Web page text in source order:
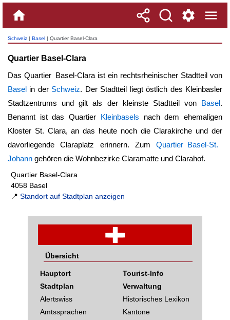
Schweiz | Basel | Quartier Basel-Clara
Quartier Basel-Clara
Das Quartier Basel-Clara ist ein rechtsrheinischer Stadtteil von
Basel in der Schweiz. Der Stadtteil liegt östlich des Kleinbasler
Stadtzentrums und gilt als der kleinste Stadtteil von Basel.
Benannt ist das Quartier Kleinbasels nach dem ehemaligen
Kloster St. Clara, an das heute noch die Clarakirche und der
davorliegende Claraplatz erinnern. Zum Quartier Basel-St.
Johann gehören die Wohnbezirke Claramatte und Clarahof.
Quartier Basel-Clara
4058 Basel
📍 Standort auf Stadtplan anzeigen
Übersicht
Hauptort
Stadtplan
Alertswiss
Amtssprachen
Tourist-Info
Verwaltung
Historisches Lexikon
Kantone